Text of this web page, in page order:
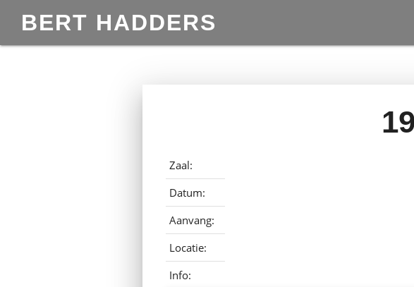
BERT HADDERS
Zaal:
Datum:
Aanvang:
Locatie:
Info: